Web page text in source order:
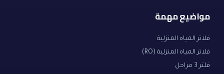
مواضيع مهمة
فلاتر المياه المنزلية
فلاتر المياه المنزلية (RO)
فلتر 3 مراحل